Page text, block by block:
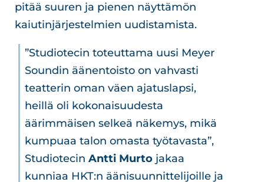
pitää suuren ja pienen näyttämön
kaiutinjärjestelmien uudistamista.
”Studiotecin toteuttama uusi Meyer
Soundin äänentoisto on vahvasti
teatterin oman väen ajatuslapsi,
heillä oli kokonaisuudesta
äärimmäisen selkeä näkemys, mikä
kumpuaa talon omasta työtavasta”,
Studiotecin Antti Murto jakaa
kunniaa HKT:n äänisuunnittelijoille ja